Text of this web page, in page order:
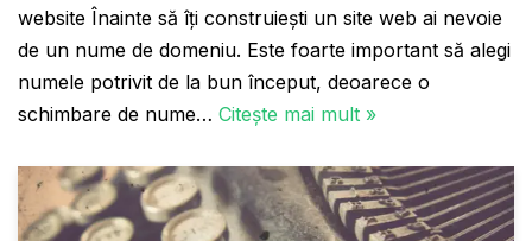
website Înainte să îţi construieşti un site web ai nevoie
de un nume de domeniu. Este foarte important să alegi
numele potrivit de la bun început, deoarece o
schimbare de nume… Citește mai mult »